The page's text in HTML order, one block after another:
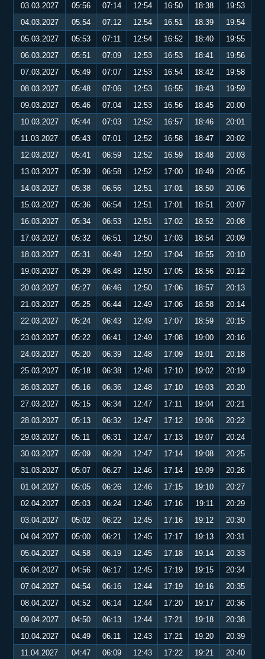
03.03.2027
05:56 07:14 12:54 16:50 18:38
19:53
04.03.2027
05:54 07:12 12:54 16:51 18:39
19:54
05.03.2027
05:53 07:11 12:54 16:52 18:40
19:55
06.03.2027
05:51 07:09 12:53 16:53 18:41
19:56
07.03.2027
05:49 07:07 12:53 16:54 18:42
19:58
08.03.2027
05:48 07:06 12:53 16:55 18:43
19:59
09.03.2027
05:46 07:04 12:53 16:56 18:45
20:00
10.03.2027
05:44 07:03 12:52 16:57 18:46
20:01
11.03.2027
05:43 07:01 12:52 16:58 18:47
20:02
12.03.2027
05:41 06:59 12:52 16:59 18:48
20:03
13.03.2027
05:39 06:58 12:52 17:00 18:49
20:05
14.03.2027
05:38 06:56 12:51 17:01 18:50
20:06
15.03.2027
05:36 06:54 12:51 17:01 18:51
20:07
16.03.2027
05:34 06:53 12:51 17:02 18:52
20:08
17.03.2027
05:32 06:51 12:50 17:03 18:54
20:09
18.03.2027
05:31 06:49 12:50 17:04 18:55
20:10
19.03.2027
05:29 06:48 12:50 17:05 18:56
20:12
20.03.2027
05:27 06:46 12:50 17:06 18:57
20:13
21.03.2027
05:25 06:44 12:49 17:06 18:58
20:14
22.03.2027
05:24 06:43 12:49 17:07 18:59
20:15
23.03.2027
05:22 06:41 12:49 17:08 19:00
20:16
24.03.2027
05:20 06:39 12:48 17:09 19:01
20:18
25.03.2027
05:18 06:38 12:48 17:10 19:02
20:19
26.03.2027
05:16 06:36 12:48 17:10 19:03
20:20
27.03.2027
05:15 06:34 12:47 17:11 19:04
20:21
28.03.2027
05:13 06:32 12:47 17:12 19:06
20:22
29.03.2027
05:11 06:31 12:47 17:13 19:07
20:24
30.03.2027
05:09 06:29 12:47 17:14 19:08
20:25
31.03.2027
05:07 06:27 12:46 17:14 19:09
20:26
01.04.2027
05:05 06:26 12:46 17:15 19:10
20:27
02.04.2027
05:03 06:24 12:46 17:16 19:11
20:29
03.04.2027
05:02 06:22 12:45 17:16 19:12
20:30
04.04.2027
05:00 06:21 12:45 17:17 19:13
20:31
05.04.2027
04:58 06:19 12:45 17:18 19:14
20:33
06.04.2027
04:56 06:17 12:45 17:19 19:15
20:34
07.04.2027
04:54 06:16 12:44 17:19 19:16
20:35
08.04.2027
04:52 06:14 12:44 17:20 19:17
20:36
09.04.2027
04:50 06:13 12:44 17:21 19:18
20:38
10.04.2027
04:49 06:11 12:43 17:21 19:20
20:39
11.04.2027
04:47 06:09 12:43 17:22 19:21 20:40